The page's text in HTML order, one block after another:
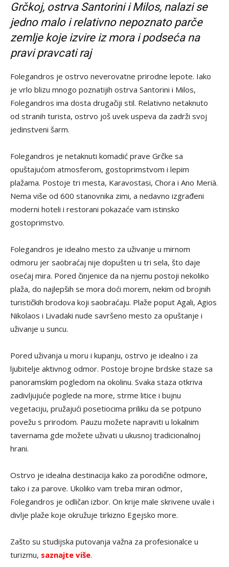
Grčkoj, ostrva Santorini i Milos, nalazi se
jedno malo i relativno nepoznato parče
zemlje koje izvire iz mora i podseća na
pravi pravcati raj
Folegandros je ostrvo neverovatne prirodne lepote. Iako
je vrlo blizu mnogo poznatijih ostrva Santorini i Milos,
Folegandros ima dosta drugačiji stil. Relativno netaknuto
od stranih turista, ostrvo još uvek uspeva da zadrži svoj
jedinstveni šarm.
Folegandros je netaknuti komadić prave Grčke sa
opuštajućom atmosferom, gostoprimstvom i lepim
plažama. Postoje tri mesta, Karavostasi, Chora i Ano Merià.
Nema više od 600 stanovnika zimi, a nedavno izgrađeni
moderni hoteli i restorani pokazaće vam istinsko
gostoprimstvo.
Folegandros je idealno mesto za uživanje u mirnom
odmoru jer saobraćaj nije dopušten u tri sela, što daje
osećaj mira. Pored činjenice da na njemu postoji nekoliko
plaža, do najlepših se mora doći morem, nekim od brojnih
turističkih brodova koji saobraćaju. Plaže poput Agali, Agios
Nikolaos i Livadaki nude savršeno mesto za opuštanje i
uživanje u suncu.
Pored uživanja u moru i kupanju, ostrvo je idealno i za
ljubitelje aktivnog odmor. Postoje brojne brdske staze sa
panoramskim pogledom na okolinu. Svaka staza otkriva
zadivljujuće poglede na more, strme litice i bujnu
vegetaciju, pružajući posetiocima priliku da se potpuno
povežu s prirodom. Pauzu možete napraviti u lokalnim
tavernama gde možete uživati u ukusnoj tradicionalnoj
hrani.
Ostrvo je idealna destinacija kako za porodične odmore,
tako i za parove. Ukoliko vam treba miran odmor,
Folegandros je odličan izbor. On krije male skrivene uvale i
divlje plaže koje okružuje tirkizno Egejsko more.
Zašto su studijska putovanja važna za profesionalce u
turizmu, saznajte više.